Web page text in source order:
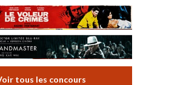
tous les concours